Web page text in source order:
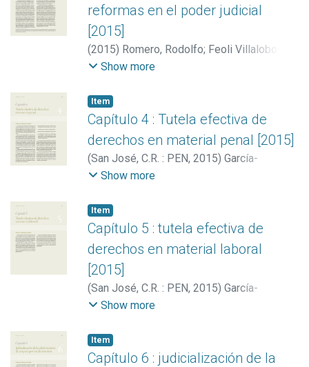
reformas en el poder judicial
[2015]
(2015) Romero, Rodolfo; Feoli Villalobos,
Marco;Londoño Rodríguez, María de los
Show more
Item
Capítulo 4 : Tutela efectiva de
derechos en material penal [2015]
(San José, C.R. : PEN, 2015) García-
Santamaría, Cathalina
Show more
Item
Capítulo 5 : tutela efectiva de
derechos en material laboral
[2015]
(San José, C.R. : PEN, 2015) García-
Santamaría, Cathalina
Show more
Item
Capítulo 6 : judicialización de la